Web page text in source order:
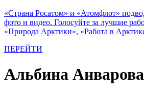
«Страна Росатом» и «Атомфлот»
фото и видео. Голосуйте за лучшие
«Природа Арктики», «Работа в
ПЕРЕЙТИ
Альбина Анварова